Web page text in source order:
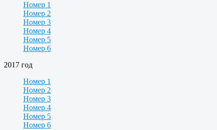
Номер 1
Номер 2
Номер 3
Номер 4
Номер 5
Номер 6
2017 год
Номер 1
Номер 2
Номер 3
Номер 4
Номер 5
Номер 6